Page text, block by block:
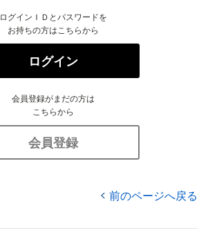
ログインＩＤとパスワードを
お持ちの方はこちらから
ログイン
会員登録がまだの方は
こちらから
会員登録
前のページへ戻る